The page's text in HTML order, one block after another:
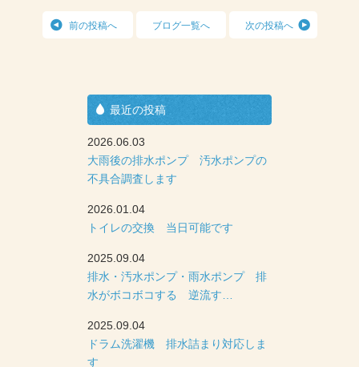
前の投稿へ ブログ一覧へ 次の投稿へ
最近の投稿
2026.06.03
大雨後の排水ポンプ 汚水ポンプの
不具合調査します
2026.01.04
トイレの交換 当日可能です
2025.09.04
排水・汚水ポンプ・雨水ポンプ 排
水がボコボコする 逆流す…
2025.09.04
ドラム洗濯機 排水詰まり対応しま
す